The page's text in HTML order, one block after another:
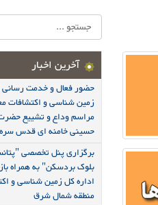
آخرین اخبار
حضور فعال و خدمت رسانی
زمین شناسی و اکتشافات
مراسم وداع و تشییع
حسینی خامنه ای قدس سره
برگزاری پنل تخصصی
بلوک بردسکن" به همراه
اداره کل زمین شناسی و
منطقه شمال شرق